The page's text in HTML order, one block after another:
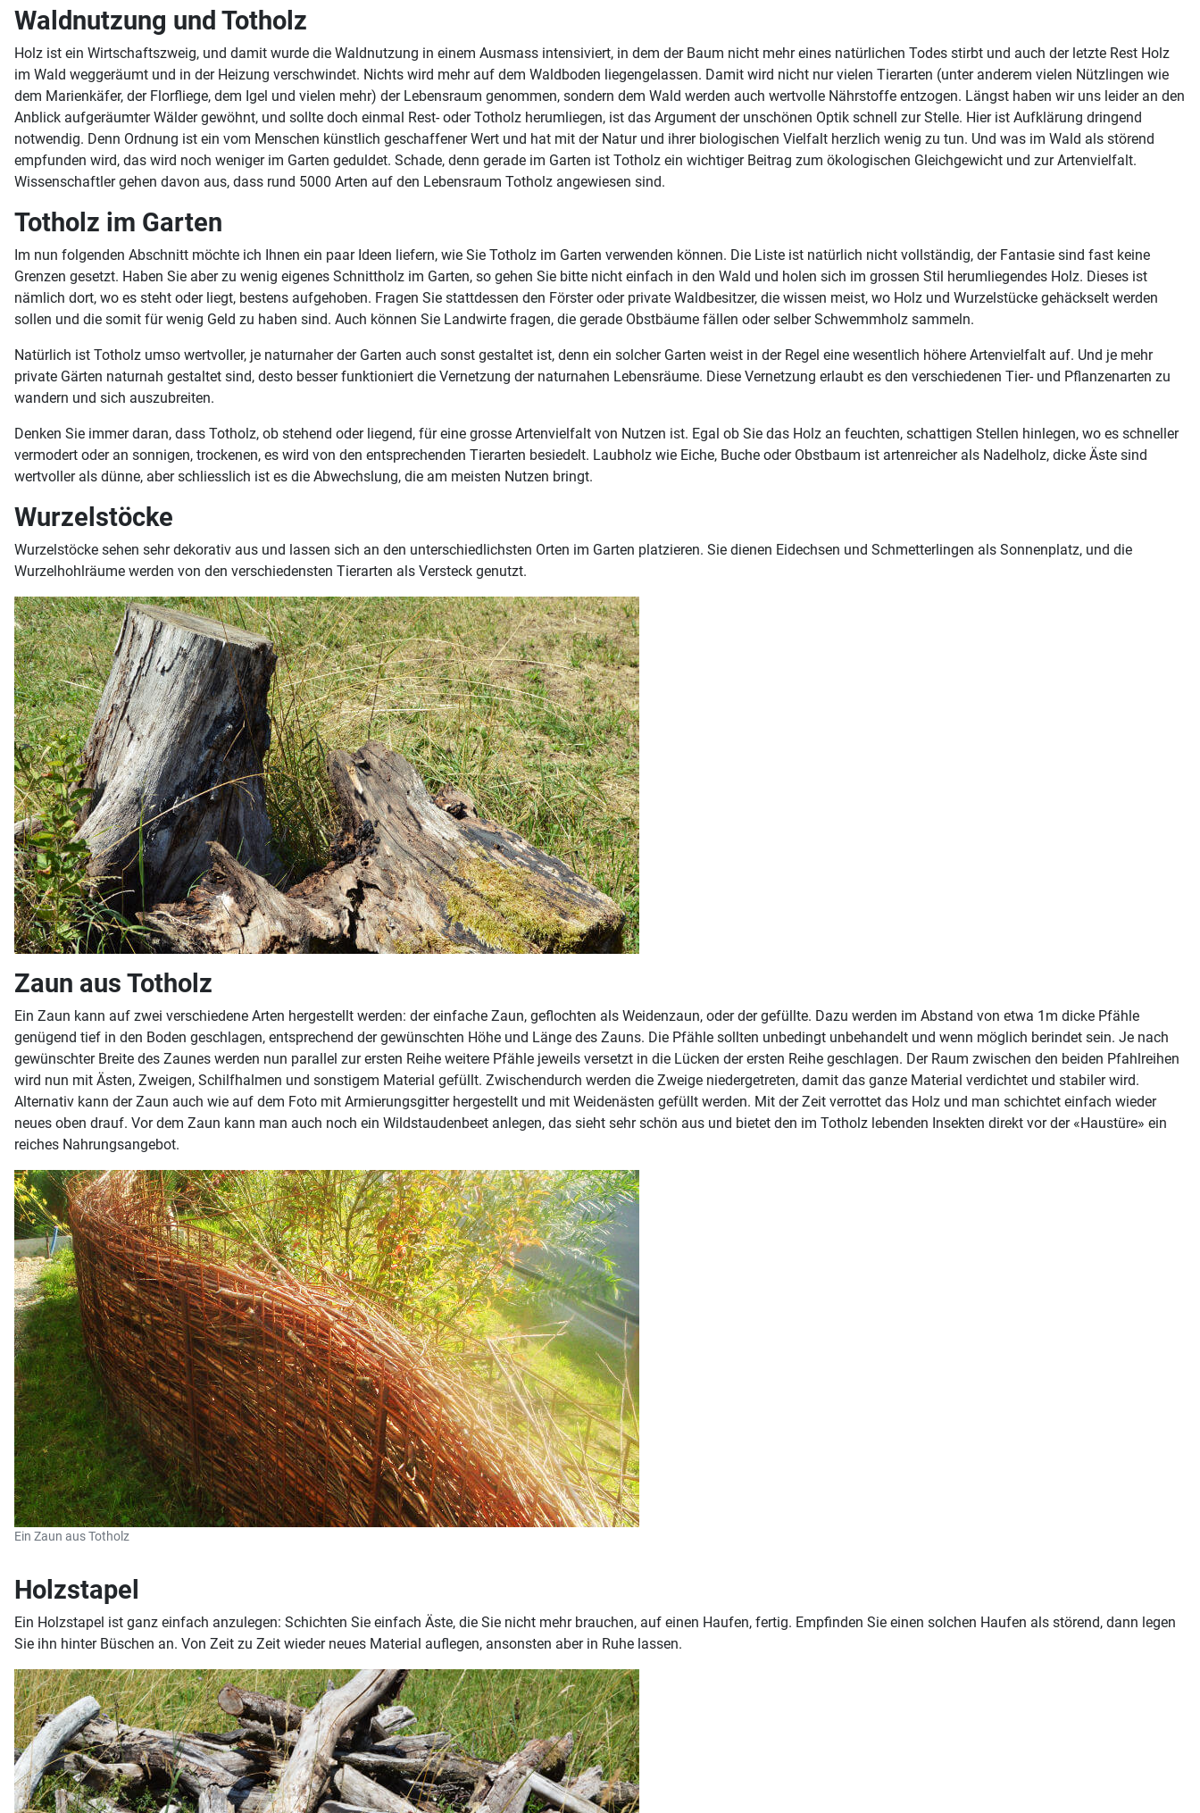
Waldnutzung und Totholz
Holz ist ein Wirtschaftszweig, und damit wurde die Waldnutzung in einem Ausmass intensiviert, in dem der Baum nicht mehr eines natürlichen Todes stirbt und auch der letzte Rest Holz
im Wald weggeräumt und in der Heizung verschwindet. Nichts wird mehr auf dem Waldboden liegengelassen. Damit wird nicht nur vielen Tierarten (unter anderem vielen Nützlingen wie
dem Marienkäfer, der Florfliege, dem Igel und vielen mehr) der Lebensraum genommen, sondern dem Wald werden auch wertvolle Nährstoffe entzogen. Längst haben wir uns leider an den
Anblick aufgeräumter Wälder gewöhnt, und sollte doch einmal Rest- oder Totholz herumliegen, ist das Argument der unschönen Optik schnell zur Stelle. Hier ist Aufklärung dringend
notwendig. Denn Ordnung ist ein vom Menschen künstlich geschaffener Wert und hat mit der Natur und ihrer biologischen Vielfalt herzlich wenig zu tun. Und was im Wald als störend
empfunden wird, das wird noch weniger im Garten geduldet. Schade, denn gerade im Garten ist Totholz ein wichtiger Beitrag zum ökologischen Gleichgewicht und zur Artenvielfalt.
Wissenschaftler gehen davon aus, dass rund 5000 Arten auf den Lebensraum Totholz angewiesen sind.
Totholz im Garten
Im nun folgenden Abschnitt möchte ich Ihnen ein paar Ideen liefern, wie Sie Totholz im Garten verwenden können. Die Liste ist natürlich nicht vollständig, der Fantasie sind fast keine
Grenzen gesetzt. Haben Sie aber zu wenig eigenes Schnittholz im Garten, so gehen Sie bitte nicht einfach in den Wald und holen sich im grossen Stil herumliegendes Holz. Dieses ist
nämlich dort, wo es steht oder liegt, bestens aufgehoben. Fragen Sie stattdessen den Förster oder private Waldbesitzer, die wissen meist, wo Holz und Wurzelstücke gehäckselt werden
sollen und die somit für wenig Geld zu haben sind. Auch können Sie Landwirte fragen, die gerade Obstbäume fällen oder selber Schwemmholz sammeln.
Natürlich ist Totholz umso wertvoller, je naturnaher der Garten auch sonst gestaltet ist, denn ein solcher Garten weist in der Regel eine wesentlich höhere Artenvielfalt auf. Und je mehr
private Gärten naturnah gestaltet sind, desto besser funktioniert die Vernetzung der naturnahen Lebensräume. Diese Vernetzung erlaubt es den verschiedenen Tier- und Pflanzenarten zu
wandern und sich auszubreiten.
Denken Sie immer daran, dass Totholz, ob stehend oder liegend, für eine grosse Artenvielfalt von Nutzen ist. Egal ob Sie das Holz an feuchten, schattigen Stellen hinlegen, wo es schneller
vermodert oder an sonnigen, trockenen, es wird von den entsprechenden Tierarten besiedelt. Laubholz wie Eiche, Buche oder Obstbaum ist artenreicher als Nadelholz, dicke Äste sind
wertvoller als dünne, aber schliesslich ist es die Abwechslung, die am meisten Nutzen bringt.
Wurzelstöcke
Wurzelstöcke sehen sehr dekorativ aus und lassen sich an den unterschiedlichsten Orten im Garten platzieren. Sie dienen Eidechsen und Schmetterlingen als Sonnenplatz, und die
Wurzelhohlräume werden von den verschiedensten Tierarten als Versteck genutzt.
Zaun aus Totholz
Ein Zaun kann auf zwei verschiedene Arten hergestellt werden: der einfache Zaun, geflochten als Weidenzaun, oder der gefüllte. Dazu werden im Abstand von etwa 1m dicke Pfähle
genügend tief in den Boden geschlagen, entsprechend der gewünschten Höhe und Länge des Zauns. Die Pfähle sollten unbedingt unbehandelt und wenn möglich berindet sein. Je nach
gewünschter Breite des Zaunes werden nun parallel zur ersten Reihe weitere Pfähle jeweils versetzt in die Lücken der ersten Reihe geschlagen. Der Raum zwischen den beiden Pfahlreihen
wird nun mit Ästen, Zweigen, Schilfhalmen und sonstigem Material gefüllt. Zwischendurch werden die Zweige niedergetreten, damit das ganze Material verdichtet und stabiler wird.
Alternativ kann der Zaun auch wie auf dem Foto mit Armierungsgitter hergestellt und mit Weidenästen gefüllt werden. Mit der Zeit verrottet das Holz und man schichtet einfach wieder
neues oben drauf. Vor dem Zaun kann man auch noch ein Wildstaudenbeet anlegen, das sieht sehr schön aus und bietet den im Totholz lebenden Insekten direkt vor der «Haustüre» ein
reiches Nahrungsangebot.
Ein Zaun aus Totholz
Holzstapel
Ein Holzstapel ist ganz einfach anzulegen: Schichten Sie einfach Äste, die Sie nicht mehr brauchen, auf einen Haufen, fertig. Empfinden Sie einen solchen Haufen als störend, dann legen
Sie ihn hinter Büschen an. Von Zeit zu Zeit wieder neues Material auflegen, ansonsten aber in Ruhe lassen.